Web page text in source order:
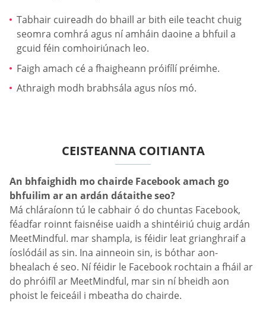
Tabhair cuireadh do bhaill ar bith eile teacht chuig
seomra comhrá agus ní amháin daoine a bhfuil a
gcuid féin comhoiriúnach leo.
Faigh amach cé a fhaigheann próifílí préimhe.
Athraigh modh brabhsála agus níos mó.
CEISTEANNA COITIANTA
An bhfaighidh mo chairde Facebook amach go
bhfuilim ar an ardán dátaithe seo?
Má chláraíonn tú le cabhair ó do chuntas Facebook,
féadfar roinnt faisnéise uaidh a shintéiriú chuig ardán
MeetMindful. mar shampla, is féidir leat grianghraif a
íoslódáil as sin. Ina ainneoin sin, is bóthar aon-
bhealach é seo. Ní féidir le Facebook rochtain a fháil ar
do phróifíl ar MeetMindful, mar sin ní bheidh aon
phoist le feiceáil i mbeatha do chairde.